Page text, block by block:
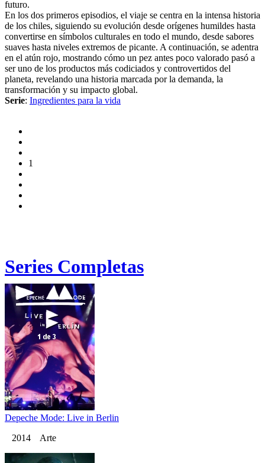
futuro.
En los dos primeros episodios, el viaje se centra en la intensa historia
de los chiles, siguiendo su evolución desde orígenes humildes hasta
convertirse en símbolos culturales en todo el mundo, desde sabores
suaves hasta niveles extremos de picante. A continuación, se adentra
en el atún rojo, mostrando cómo un pez antes poco valorado pasó a
ser uno de los productos más codiciados y controvertidos del
planeta, revelando una historia marcada por la demanda, la
transformación y su impacto global.
Serie: Ingredientes para la vida
1
Series Completas
Depeche Mode: Live in Berlin
2014 Arte